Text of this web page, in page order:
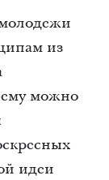
из
можно
идеи